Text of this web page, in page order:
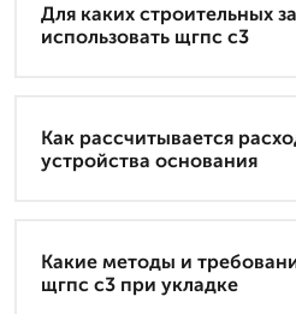
Для каких строительных
использовать щгпс с3
Как рассчитывается
устройства основания
Какие методы и
щгпс с3 при укладке